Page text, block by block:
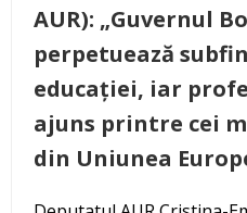
AUR): „Guvernul
perpetuează
educației, iar
ajuns printre cei
din Uniunea